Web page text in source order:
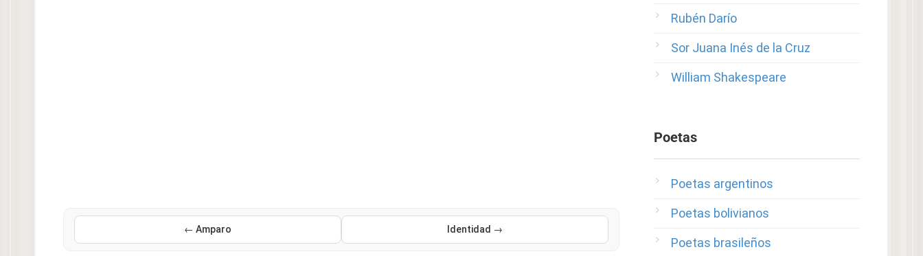
← Amparo Identidad →
Rubén Darío
Sor Juana Inés de la Cruz
William Shakespeare
Poetas
Poetas argentinos
Poetas bolivianos
Poetas brasileños